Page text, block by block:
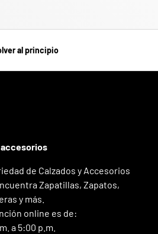
al principio
accesorios
de Calzados y Accesorios
Zapatillas, Zapatos,
y más.
online es de:
a 5:00 p.m.